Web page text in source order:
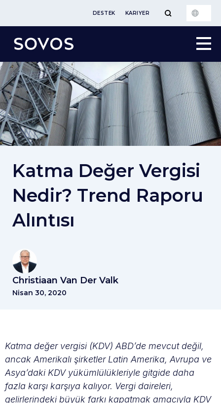
DESTEK KARIYER
Katma Değer Vergisi
Nedir? Trend Raporu
Alıntısı
Christiaan Van Der Valk
Nisan 30, 2020
Katma değer vergisi (KDV) ABD’de mevcut değil,
ancak Amerikalı şirketler Latin Amerika, Avrupa ve
Asya’daki KDV yükümlülükleriyle gitgide daha
fazla karşı karşıya kalıyor. Vergi daireleri,
gelirlerindeki büyük farkı kapatmak amacıyla KDV